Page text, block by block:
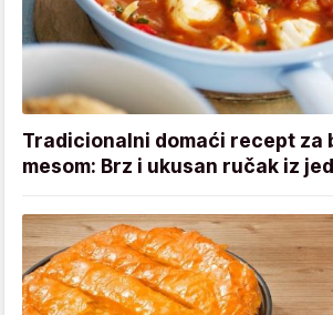
Tradicionalni domaći recept za
mesom: Brz i ukusan ručak iz